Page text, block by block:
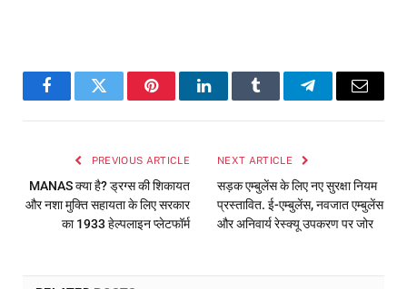
FacebookTwitter PinterestLinkedInTumblr TelegramEmail
PREVIOUS ARTICLE
MANAS क्या है? ड्रग्स की शिकायत
और नशा मुक्ति सहायता के लिए सरकार
का 1933 हेल्पलाइन प्लेटफॉर्म
NEXT ARTICLE
सड़क एम्बुलेंस के लिए नए सुरक्षा नियम
प्रस्तावित. ई-एम्बुलेंस, नवजात एम्बुलेंस
और अनिवार्य रेस्क्यू उपकरण पर जोर